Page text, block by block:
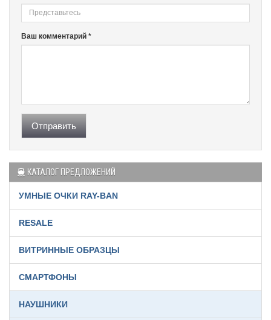
Ваш комментарий *
Отправить
КАТАЛОГ ПРЕДЛОЖЕНИЙ
УМНЫЕ ОЧКИ RAY-BAN
RESALE
ВИТРИННЫЕ ОБРАЗЦЫ
СМАРТФОНЫ
НАУШНИКИ